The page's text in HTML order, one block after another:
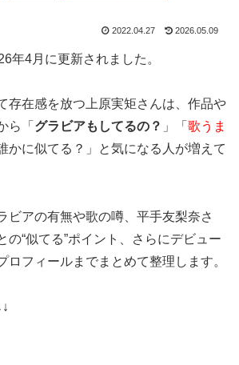
2022.04.27 2026.05.09
年4月に更新されました。
存在感を放つ上原実矩さんは、作品や
ら「 グラビアもしてるの？ 」「 歌うま
かに似てる？」と気になる人が増えて
ビアの有無や歌の噂、平手友梨奈さ
の“似てる”ポイント、さらにデビュー
ロフィールまでまとめて整理します。